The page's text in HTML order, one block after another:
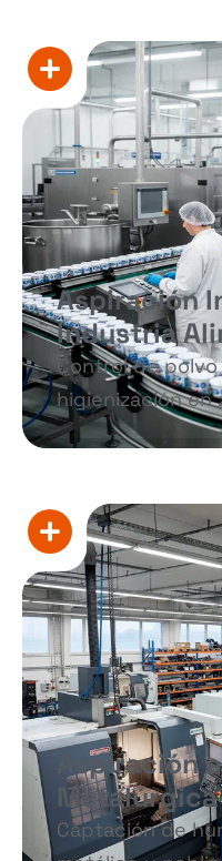
Aspiración
Industria
Control de polvo
higienización en
Aspiración
Metalúrgica
Captación de